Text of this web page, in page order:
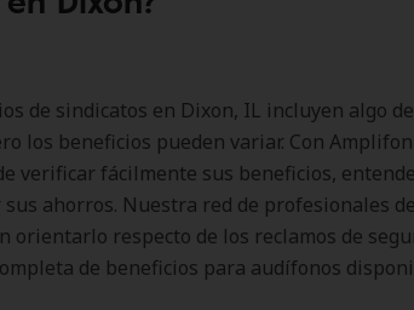
de sindicatos en Dixon, IL incluyen algo de
los beneficios pueden variar. Con Amplifon
verificar fácilmente sus beneficios,
ahorros. Nuestra red de profesionales de
orientarlo respecto de los reclamos de
de beneficios para audífonos